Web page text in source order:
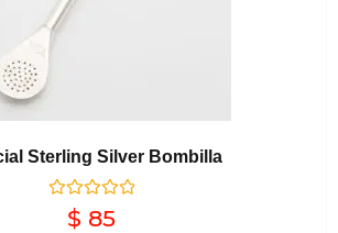
Sterling Silver Bombilla
Valorado en
$ 85